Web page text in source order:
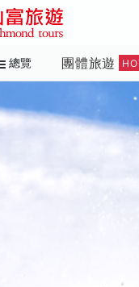
總覽 團體旅遊